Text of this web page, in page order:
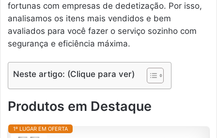
fortunas com empresas de dedetização. Por isso,
analisamos os itens mais vendidos e bem
avaliados para você fazer o serviço sozinho com
segurança e eficiência máxima.
Neste artigo: (Clique para ver)
Produtos em Destaque
1º LUGAR EM OFERTA